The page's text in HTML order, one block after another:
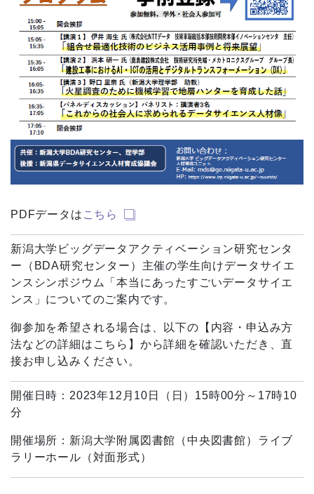
PDFデータは こちら
新潟大学ビッグデータアクティベーション研究センタ
ー（BDA研究センター）主催の学生向けデータサイエ
ンスシンポジウム「本当にあったすごいデータサイエ
ンス」についてのご案内です。
御参加を希望される場合は、以下の【内容・申込み方
法などの詳細はこちら】から詳細を確認いただき、直
接お申し込みください。
開催日時：2023年12月10日（日）15時00分～17時10
分
開催場所：新潟大学附属図書館（中央図書館）ライブ
ラリーホール（対面形式）